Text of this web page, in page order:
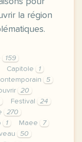
la région
159
Capitole
1
5
20
Festival
24
270
1 Maee
7
50